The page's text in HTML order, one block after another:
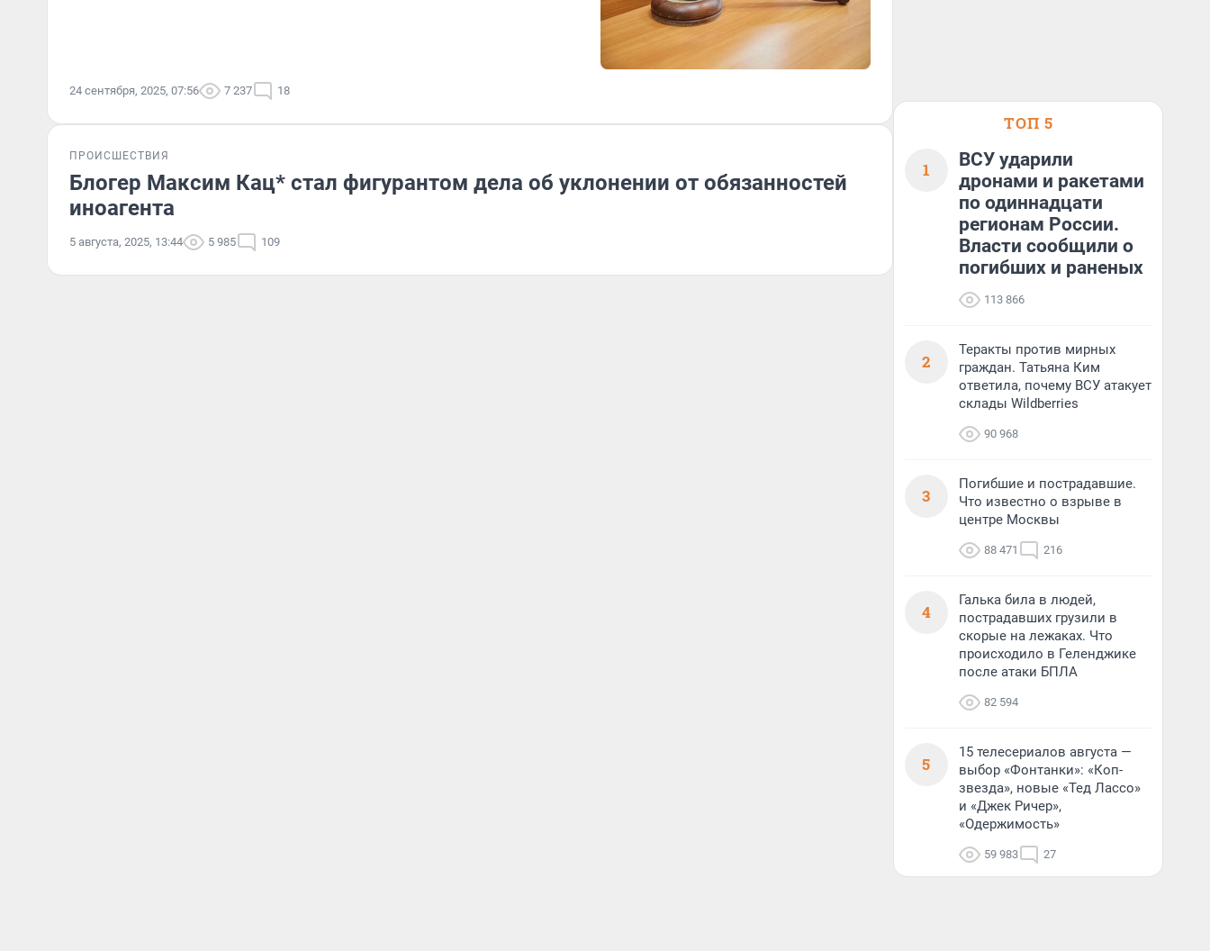
24 сентября, 2025, 07:56 7 237 18
ПРОИСШЕСТВИЯ
Блогер Максим Кац* стал фигурантом дела об уклонении от обязанностей
иноагента
5 августа, 2025, 13:44 5 985 109
ТОП 5
1
ВСУ ударили
дронами и ракетами
по одиннадцати
регионам России.
Власти сообщили о
погибших и раненых
113 866
2
Теракты против мирных
граждан. Татьяна Ким
ответила, почему ВСУ атакует
склады Wildberries
90 968
3
Погибшие и пострадавшие.
Что известно о взрыве в
центре Москвы
88 471 216
4
Галька била в людей,
пострадавших грузили в
скорые на лежаках. Что
происходило в Геленджике
после атаки БПЛА
82 594
5
15 телесериалов августа —
выбор «Фонтанки»: «Коп-
звезда», новые «Тед Лассо»
и «Джек Ричер»,
«Одержимость»
59 983 27